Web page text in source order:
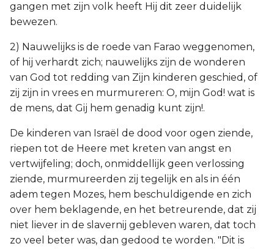
gangen met zijn volk heeft Hij dit zeer duidelijk
bewezen.
2) Nauwelijks is de roede van Farao weggenomen,
of hij verhardt zich; nauwelijks zijn de wonderen
van God tot redding van Zijn kinderen geschied, of
zij zijn in vrees en murmureren: O, mijn God! wat is
de mens, dat Gij hem genadig kunt zijn!.
De kinderen van Israël de dood voor ogen ziende,
riepen tot de Heere met kreten van angst en
vertwijfeling; doch, onmiddellijk geen verlossing
ziende, murmureerden zij tegelijk en als in één
adem tegen Mozes, hem beschuldigende en zich
over hem beklagende, en het betreurende, dat zij
niet liever in de slavernij gebleven waren, dat toch
zo veel beter was, dan gedood te worden. "Dit is